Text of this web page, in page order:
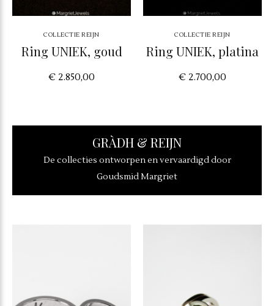
COLLECTIE REIJN
Ring UNIEK, goud
€ 2.850,00
COLLECTIE REIJN
Ring UNIEK, platina
€ 2.700,00
GRÀDH & REIJN
De collecties ontworpen en vervaardigd door
Goudsmid Margriet